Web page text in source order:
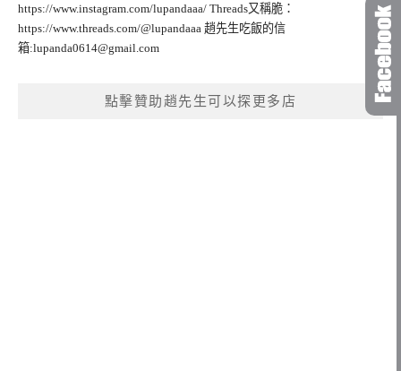
https://www.instagram.com/lupandaaa/ Threads又稱脆：
https://www.threads.com/@lupandaaa 趙先生吃飯的信
箱:lupanda0614@gmail.com
點擊贊助趙先生可以探更多店